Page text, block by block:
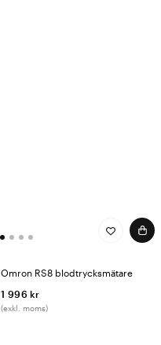
Omron RS8 blodtrycksmätare
1 996 kr
(exkl. moms)